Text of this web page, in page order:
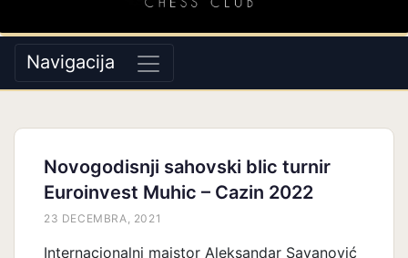
Navigacija
Novogodisnji sahovski blic turnir
Euroinvest Muhic – Cazin 2022
23 DECEMBRA, 2021
Internacionalni majstor Aleksandar Savanović